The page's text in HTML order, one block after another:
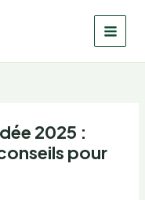
2025 :
pour